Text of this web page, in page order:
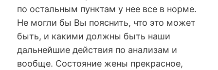
по остальным пунктам у нее все в норме.
Не могли бы Вы пояснить, что это может
быть, и какими должны быть наши
дальнейшие действия по анализам и
вообще. Состояние жены прекрасное,